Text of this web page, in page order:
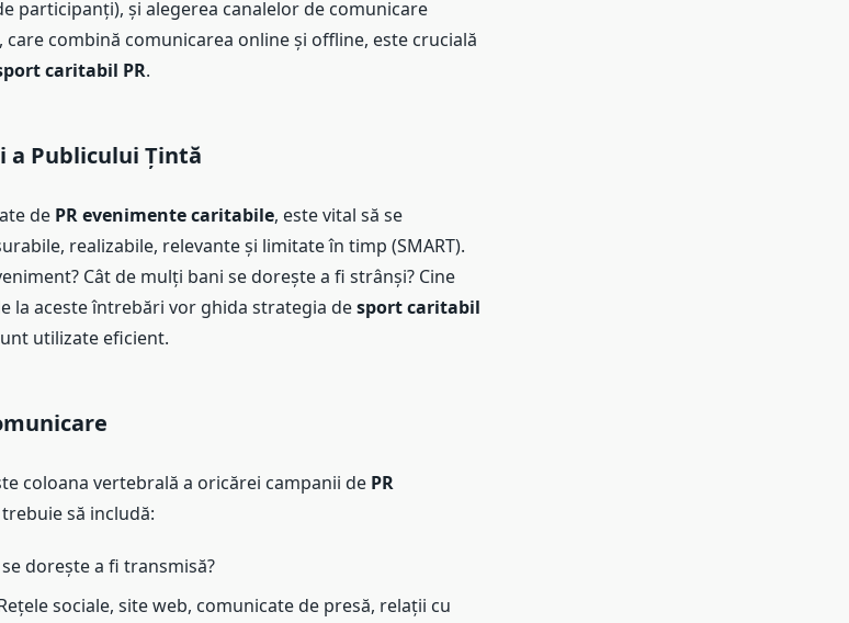
participanți), și alegerea canalelor de comunicare
combină comunicarea online și offline, este crucială
caritabil PR.
a Publicului Țintă
de PR evenimente caritabile, este vital să se
realizabile, relevante și limitate în timp (SMART).
Cât de mulți bani se dorește a fi strânși? Cine
la aceste întrebări vor ghida strategia desport caritabil
utilizate eficient.
coloana vertebrală a oricărei campanii de PR
să includă:
dorește a fi transmisă?
sociale, site web, comunicate de presă, relații cu